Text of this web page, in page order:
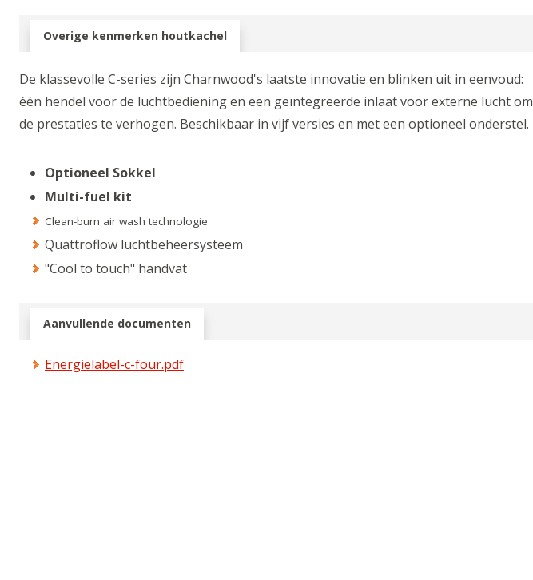
Overige kenmerken houtkachel
De klassevolle C-series zijn Charnwood's laatste innovatie en blinken uit in eenvoud:
één hendel voor de luchtbediening en een geïntegreerde inlaat voor externe lucht om
de prestaties te verhogen. Beschikbaar in vijf versies en met een optioneel onderstel.
Optioneel Sokkel
Multi-fuel kit
Clean-burn air wash technologie
Quattroflow luchtbeheersysteem
"Cool to touch" handvat
Aanvullende documenten
Energielabel-c-four.pdf